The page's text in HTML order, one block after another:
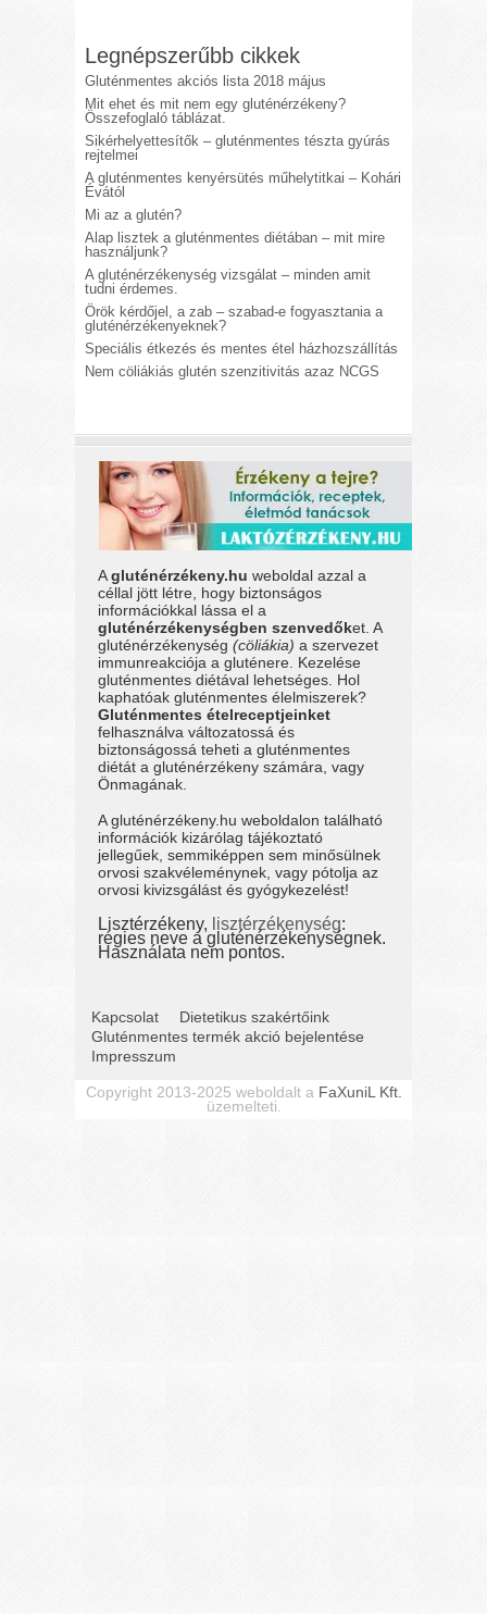
Legnépszerűbb cikkek
Gluténmentes akciós lista 2018 május
Mit ehet és mit nem egy gluténérzékeny?
Összefoglaló táblázat.
Sikérhelyettesítők – gluténmentes tészta gyúrás
rejtelmei
A gluténmentes kenyérsütés műhelytitkai – Kohári
Évától
Mi az a glutén?
Alap lisztek a gluténmentes diétában – mit mire
használjunk?
A gluténérzékenység vizsgálat – minden amit
tudni érdemes.
Örök kérdőjel, a zab – szabad-e fogyasztania a
gluténérzékenyeknek?
Speciális étkezés és mentes étel házhozszállítás
Nem cöliákiás glutén szenzitivitás azaz NCGS
Agluténérzékeny.hu weboldal azzal a
céllal jött létre, hogy biztonságos
információkkal lássa el a
gluténérzékenységben szenvedőket. A
gluténérzékenység(cöliákia) a szervezet
immunreakciója a gluténere. Kezelése
gluténmentes diétával lehetséges. Hol
kaphatóak gluténmentes élelmiszerek?
Gluténmentes ételreceptjeinket
felhasználva változatossá és
biztonságossá teheti a gluténmentes
diétát a gluténérzékeny számára, vagy
Önmagának.
A gluténérzékeny.hu weboldalon található
információk kizárólag tájékoztató
jellegűek, semmiképpen sem minősülnek
orvosi szakvéleménynek, vagy pótolja az
orvosi kivizsgálást és gyógykezelést!
Lisztérzékeny, lisztérzékenység:
régies neve a gluténérzékenységnek.
Használata nem pontos.
Kapcsolat
Dietetikus szakértőink
Gluténmentes termék akció bejelentése
Impresszum
Copyright 2013-2025 weboldalt a FaXuniL Kft.
üzemelteti.